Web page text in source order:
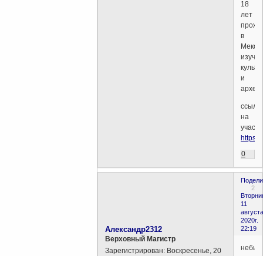
18
лет
в
изучая
и
на
0
2
11
2020г.
22:19
Александр2312
Верховный Магистр
Зарегистрирован: Воскресенье, 20